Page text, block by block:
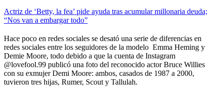
Actriz de ‘Betty, la fea’ pide ayuda tras acumular millonaria deuda;
“Nos van a embargar todo”
Hace poco en redes sociales se desató una serie de diferencias en
redes sociales entre los seguidores de la modelo Emma Heming y
Demie Moore, todo debido a que la cuenta de Instagram
@lovefool.99 publicó una foto del reconocido actor Bruce Willies
con su exmujer Demi Moore: ambos, casados de 1987 a 2000,
tuvieron tres hijas, Rumer, Scout y Tallulah.